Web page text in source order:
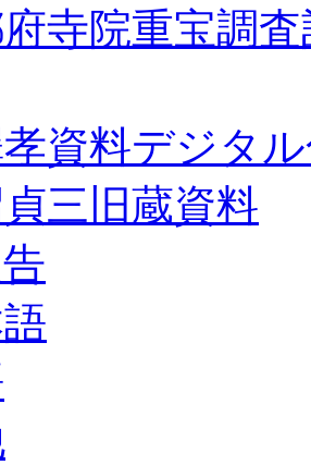
寺院重宝調
資料デジタ
三旧蔵資料